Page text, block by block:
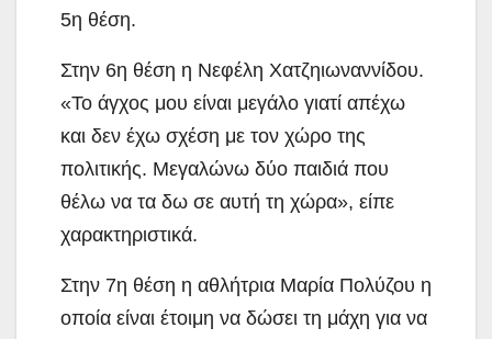
5η θέση.
Στην 6η θέση η Νεφέλη Χατζηιωναννίδου.
«Το άγχος μου είναι μεγάλο γιατί απέχω
και δεν έχω σχέση με τον χώρο της
πολιτικής. Μεγαλώνω δύο παιδιά που
θέλω να τα δω σε αυτή τη χώρα», είπε
χαρακτηριστικά.
Στην 7η θέση η αθλήτρια Μαρία Πολύζου η
οποία είναι έτοιμη να δώσει τη μάχη για να